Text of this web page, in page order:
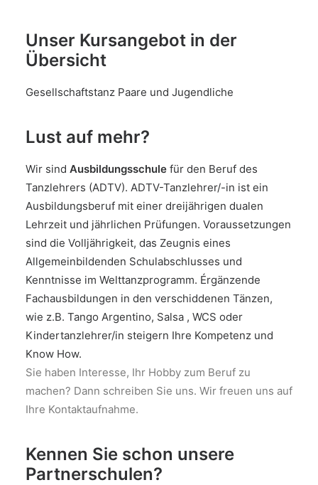
Unser Kursangebot in der
Übersicht
Gesellschaftstanz Paare und Jugendliche
Lust auf mehr?
Wir sind Ausbildungsschule für den Beruf des
Tanzlehrers (ADTV). ADTV-Tanzlehrer/-in ist ein
Ausbildungsberuf mit einer dreijährigen dualen
Lehrzeit und jährlichen Prüfungen. Voraussetzungen
sind die Volljährigkeit, das Zeugnis eines
Allgemeinbildenden Schulabschlusses und
Kenntnisse im Welttanzprogramm. Érgänzende
Fachausbildungen in den verschiddenen Tänzen,
wie z.B. Tango Argentino, Salsa , WCS oder
Kindertanzlehrer/in steigern Ihre Kompetenz und
Know How.
Sie haben Interesse, Ihr Hobby zum Beruf zu
machen? Dann schreiben Sie uns. Wir freuen uns auf
Ihre Kontaktaufnahme.
Kennen Sie schon unsere
Partnerschulen?